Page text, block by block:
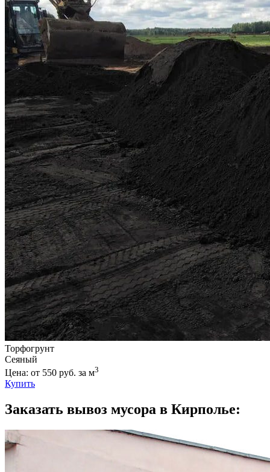
Торфогрунт
Сеяный
Цена: от 550 руб. за м3
Купить
Заказать вывоз мусора в Кирполье: